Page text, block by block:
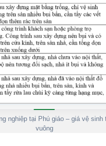
nghiệp tại Phú giáo – giá vệ sinh
vuông